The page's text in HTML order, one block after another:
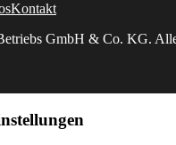
Kontakt
GmbH & Co. KG.